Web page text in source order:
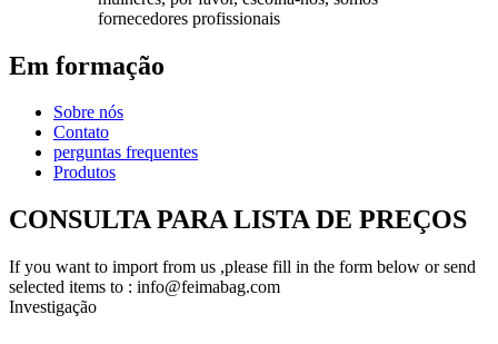
fornecedores profissionais
Em formação
Sobre nós
Contato
perguntas frequentes
Produtos
CONSULTA PARA LISTA DE PREÇOS
If you want to import from us ,please fill in the form below or send
selected items to : info@feimabag.com
Investigação